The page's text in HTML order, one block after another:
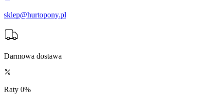
sklep@hurtopony.pl
Darmowa dostawa
Raty 0%